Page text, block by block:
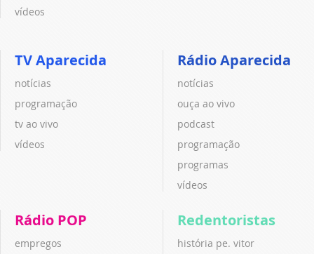
vídeos
TV Aparecida
notícias
programação
tv ao vivo
vídeos
Rádio Aparecida
notícias
ouça ao vivo
podcast
programação
programas
vídeos
Rádio POP
empregos
Redentoristas
história pe. vitor